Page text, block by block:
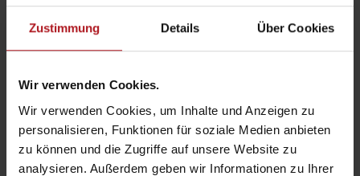
Zustimmung Details Über Cookies
Wir verwenden Cookies.
Wir verwenden Cookies, um Inhalte und Anzeigen zu
personalisieren, Funktionen für soziale Medien anbieten
zu können und die Zugriffe auf unsere Website zu
analysieren. Außerdem geben wir Informationen zu Ihrer